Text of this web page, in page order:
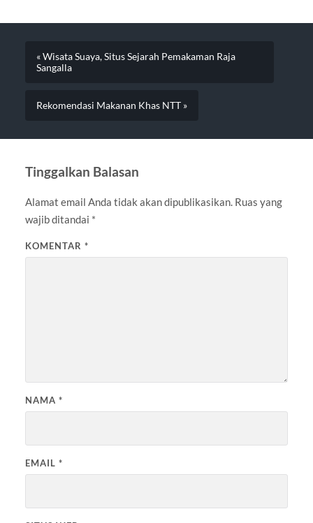
« Wisata Suaya, Situs Sejarah Pemakaman Raja
Sangalla
Rekomendasi Makanan Khas NTT »
Tinggalkan Balasan
Alamat email Anda tidak akan dipublikasikan. Ruas yang
wajib ditandai *
KOMENTAR *
NAMA *
EMAIL *